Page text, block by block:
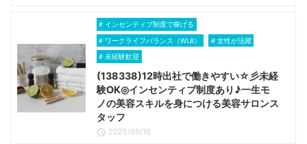
インセンティブ制度で稼げる
ワークライフバランス（WLB） 女性が活躍
未経験歓迎
(138338)12時出社で働きやすい☆彡未経
験OK◎インセンティブ制度あり♪一生モ
ノの美容スキルを身につける美容サロンス
タッフ
2025/05/16